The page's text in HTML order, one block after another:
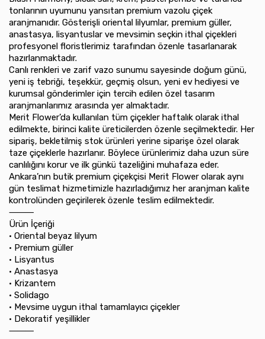
tonlarının uyumunu yansıtan premium vazolu çiçek
aranjmanıdır. Gösterişli oriental lilyumlar, premium güller,
anastasya, lisyantuslar ve mevsimin seçkin ithal çiçekleri
profesyonel floristlerimiz tarafından özenle tasarlanarak
hazırlanmaktadır.
Canlı renkleri ve zarif vazo sunumu sayesinde doğum günü,
yeni iş tebriği, teşekkür, geçmiş olsun, yeni ev hediyesi ve
kurumsal gönderimler için tercih edilen özel tasarım
aranjmanlarımız arasında yer almaktadır.
Merit Flower’da kullanılan tüm çiçekler haftalık olarak ithal
edilmekte, birinci kalite üreticilerden özenle seçilmektedir. Her
sipariş, bekletilmiş stok ürünleri yerine siparişe özel olarak
taze çiçeklerle hazırlanır. Böylece ürünlerimiz daha uzun süre
canlılığını korur ve ilk günkü tazeliğini muhafaza eder.
Ankara’nın butik premium çiçekçisi Merit Flower olarak aynı
gün teslimat hizmetimizle hazırladığımız her aranjman kalite
kontrolünden geçirilerek özenle teslim edilmektedir.
⸻
Ürün İçeriği
•⁠ ⁠Oriental beyaz lilyum
•⁠ ⁠Premium güller
•⁠ ⁠Lisyantus
•⁠ ⁠Anastasya
•⁠ ⁠Krizantem
•⁠ ⁠Solidago
•⁠ ⁠Mevsime uygun ithal tamamlayıcı çiçekler
•⁠ ⁠Dekoratif yeşillikler
⸻